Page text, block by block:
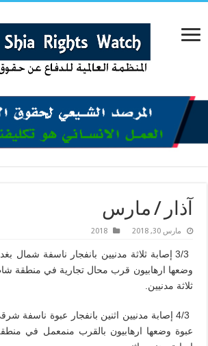
آذار / مارس
مارس 30, 2018 2018
3/3 إصابة ثلاثة مدنيين بانفجار ناسفة شمال
وضعها ارهابيون قرب محال تجارية في منطقة
ثلاثة مدنيين.
4/3 إصابة مدنيين اثنين بانفجار عبوة ناسفة
عبوة وضعها ارهابيون بالقرب منمعمل في